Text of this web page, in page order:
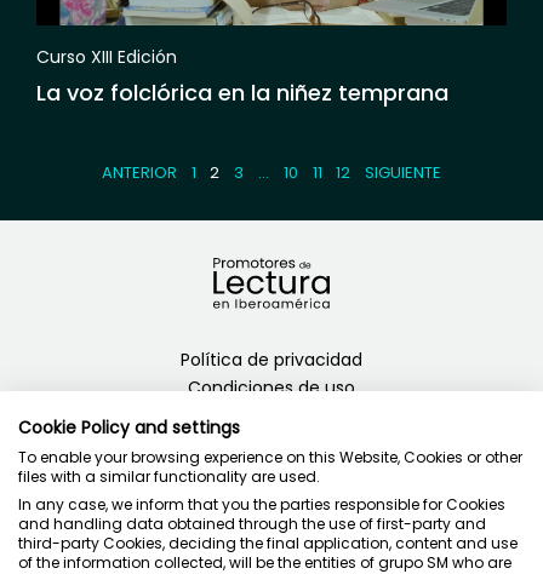
Curso XIII Edición
La voz folclórica en la niñez temprana
ANTERIOR 1 2 3 … 10 11 12 SIGUIENTE
Política de privacidad
Condiciones de uso
Política de cookies
Juntos cuidamos la educación
Cookie Policy and settings
To enable your browsing experience on this Website, Cookies or other
files with a similar functionality are used.
In any case, we inform that you the parties responsible for Cookies
and handling data obtained through the use of first-party and
third-party Cookies, deciding the final application, content and use
of the information collected, will be the entities of grupo SM who are